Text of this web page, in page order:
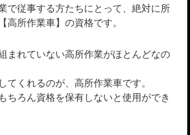
で従事する方たちにとって、絶対に所
所作業車】の資格です。
まれていない高所作業がほとんどなの
てくれるのが、高所作業車です。
ちろん資格を保有しないと使用ができ